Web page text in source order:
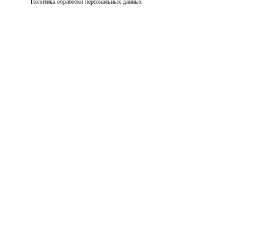
Политика обработки персональных данных